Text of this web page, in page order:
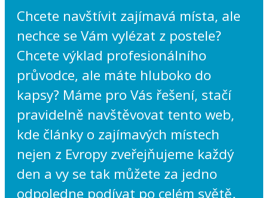
Chcete navštívit zajímavá místa, ale
nechce se Vám vylézat z postele?
Chcete výklad profesionálního
průvodce, ale máte hluboko do
kapsy? Máme pro Vás řešení, stačí
pravidelně navštěvovat tento web,
kde články o zajímavých místech
nejen z Evropy zveřejňujeme každý
den a vy se tak můžete za jedno
odpoledne podívat po celém světě.